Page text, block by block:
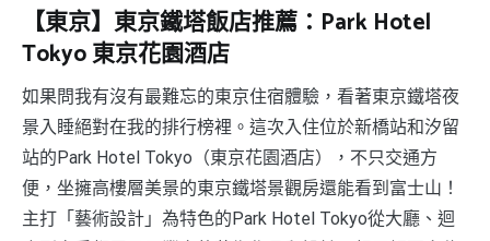
【東京】東京鐵塔飯店推薦：Park Hotel
Tokyo 東京花園酒店
如果問我有沒有最難忘的東京住宿體驗，看著東京鐵塔夜
景入睡絕對在我的排行榜裡。這次入住位於新橋站和汐留
站的Park Hotel Tokyo（東京花園酒店），不只交通方
便，坐擁高樓層美景的東京鐵塔景觀房還能看到富士山！
主打「藝術設計」為特色的Park Hotel Tokyo從大廳、迴